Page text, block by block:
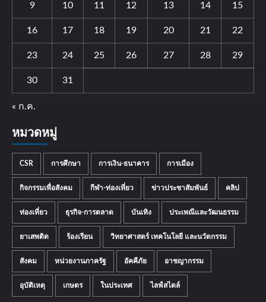
9 10 11 12 13 14 15
16 17 18 19 20 21 22
23 24 25 26 27 28 29
30 31
« ก.ค.
หมวดหมู่
CSR การศึกษา การเงิน-ธนาคาร การเมือง
กิจกรรมเพื่อสังคม กีฬา-ท่องเที่ยว ข่าวประชาสัมพันธ์ คลิป
ท่องเที่ยว ธุรกิจ-การตลาด บันเทิง ประเพณีและวัฒนธรรม
ยาเสพติด ร้องเรียน วิทยาศาสตร์ เทคโนโลยี และนวัตกรรม
สังคม หน่วยงานภาครัฐ อัคคีภัย อาชญากรรม
อุบัติเหตุ เกษตร ในประเทศ ไลฟ์สไตล์